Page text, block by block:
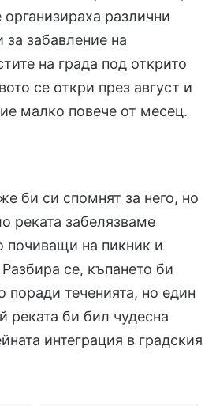
организираха различни
забавление на
на града под открито
се откри през август и
малко повече от месец.
би си спомнят за него, но
реката забелязваме
почиващи на пикник и
се, къпането би
поради теченията, но един
реката би бил чудесна
интеграция в градския